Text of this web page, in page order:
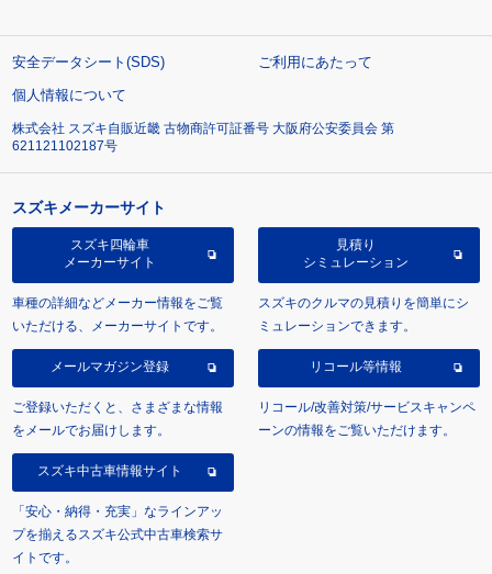
安全データシート(SDS)
ご利用にあたって
個人情報について
株式会社 スズキ自販近畿 古物商許可証番号 大阪府公安委員会 第
621121102187号
スズキメーカーサイト
スズキ四輪車
メーカーサイト
車種の詳細などメーカー情報をご覧
いただける、メーカーサイトです。
見積り
シミュレーション
スズキのクルマの見積りを簡単にシ
ミュレーションできます。
メールマガジン登録
ご登録いただくと、さまざまな情報
をメールでお届けします。
リコール等情報
リコール/改善対策/サービスキャンペ
ーンの情報をご覧いただけます。
スズキ中古車情報サイト
「安心・納得・充実」なラインアッ
プを揃えるスズキ公式中古車検索サ
イトです。